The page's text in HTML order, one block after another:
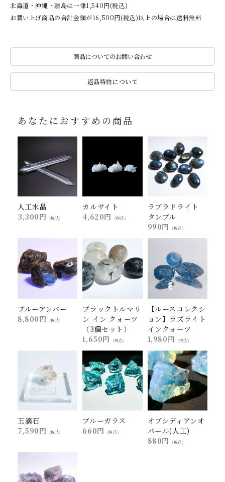
北海道・沖縄・離島は一律1,540円(税込)
お買い上げ商品の合計金額が16,500円(税込)以上の場合は送料無料
商品についてのお問い合わせ
返品特約について
あなたにおすすめの商品
人工水晶
3,300円
(税込)
カルサイト
4,620円
(税込)
ラブラドライト
タンブル
990円
(税込)
ブルーアンバー
8,800円
(税込)
ブラックトルマリ
ン イン クォーツ
（3個セット）
1,650円
(税込)
【ルースコレクシ
ョン】ラズライト
インクォーツ
1,980円
(税込)
玉滴石
7,590円
(税込)
ブルーガラス
660円
(税込)
オブシディアンオ
パール(人工)
880円
(税込)